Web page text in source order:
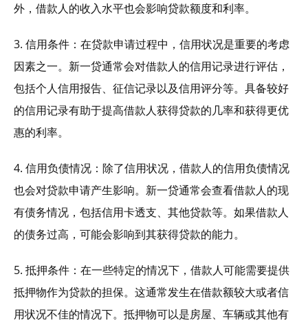
外，借款人的收入水平也会影响贷款额度和利率。
3. 信用条件：在贷款申请过程中，信用状况是重要的考虑
因素之一。新一贷通常会对借款人的信用记录进行评估，
包括个人信用报告、征信记录以及信用评分等。具备较好
的信用记录有助于提高借款人获得贷款的几率和获得更优
惠的利率。
4. 信用负债情况：除了信用状况，借款人的信用负债情况
也会对贷款申请产生影响。新一贷通常会查看借款人的现
有债务情况，包括信用卡透支、其他贷款等。如果借款人
的债务过高，可能会影响到其获得贷款的能力。
5. 抵押条件：在一些特定的情况下，借款人可能需要提供
抵押物作为贷款的担保。这通常发生在借款额较大或者信
用状况不佳的情况下。抵押物可以是房屋、车辆或其他有